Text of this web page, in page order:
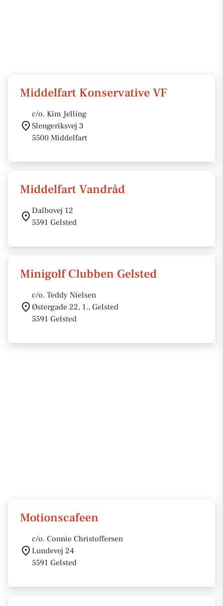
Middelfart Konservative VF
c/o. Kim Jelling
Slengeriksvej 3
5500 Middelfart
Middelfart Vandråd
Dalbovej 12
5591 Gelsted
Minigolf Clubben Gelsted
c/o. Teddy Nielsen
Østergade 22, 1., Gelsted
5591 Gelsted
Motionscafeen
c/o. Connie Christoffersen
Lundevej 24
5591 Gelsted